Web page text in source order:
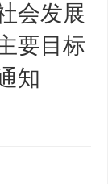
会发展
要目标
知